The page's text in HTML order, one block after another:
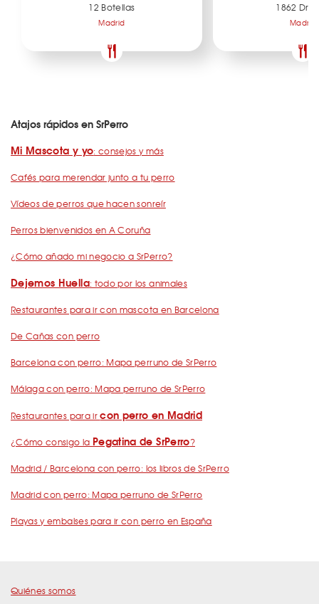
12 Botellas
Madrid
1862 Dry
Madrid
Atajos rápidos en SrPerro
Mi Mascota y yo: consejos y más
Cafés para merendar junto a tu perro
Vídeos de perros que hacen sonreír
Perros bienvenidos en A Coruña
¿Cómo añado mi negocio a SrPerro?
Dejemos Huella: todo por los animales
Restaurantes para ir con mascota en Barcelona
De Cañas con perro
Barcelona con perro: Mapa perruno de SrPerro
Málaga con perro: Mapa perruno de SrPerro
Restaurantes para ircon perro en Madrid
¿Cómo consigo la Pegatina de SrPerro?
Madrid / Barcelona con perro: los libros de SrPerro
Madrid con perro: Mapa perruno de SrPerro
Playas y embalses para ir con perro en España
Quiénes somos